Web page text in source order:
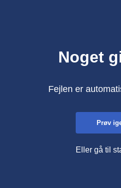
Noget
Fejlen er
Prøv
Eller gå til